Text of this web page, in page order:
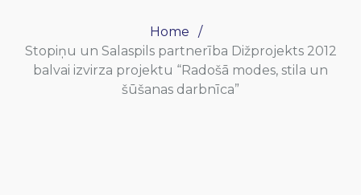
Home
Stopiņu un Salaspils partnerība Dižprojekts 2012
balvai izvirza projektu “Radošā modes, stila un
šūšanas darbnīca”